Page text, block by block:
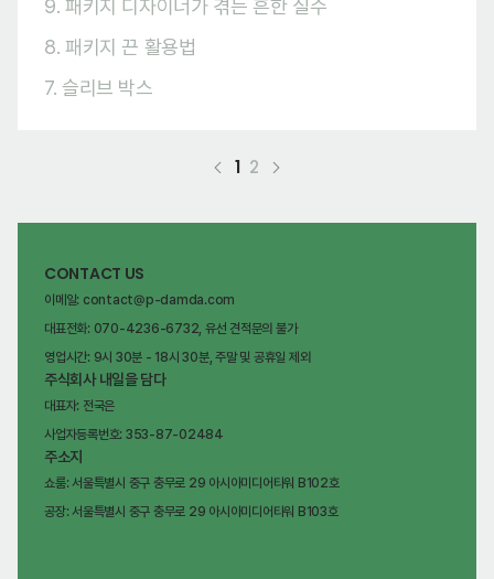
9. 패키지 디자이너가 겪는 흔한 실수
8. 패키지 끈 활용법
7. 슬리브 박스
1 2
CONTACT US
이메일: contact@p-damda.com
대표전화: 070-4236-6732, 유선 견적문의 불가
영업시간: 9시 30분 - 18시 30분, 주말 및 공휴일 제외
주식회사 내일을 담다
대표자: 전국은
사업자등록번호: 353-87-02484
주소지
쇼룸: 서울특별시 중구 충무로 29 아시아미디어타워 B102호
공장: 서울특별시 중구 충무로 29 아시아미디어타워 B103호